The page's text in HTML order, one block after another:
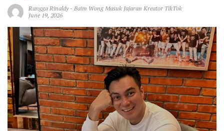
Rangga Rinaldy- Baim Wong Masuk Jajaran Kreator TikTok
June 19, 2026